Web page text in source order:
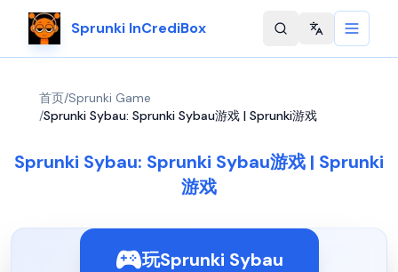
Sprunki InCrediBox Change
首页/Sprunki Game
/Sprunki Sybau: Sprunki Sybau游戏 | Sprunki游戏
Sprunki Sybau: Sprunki Sybau游戏 | Sprunki
游戏
玩Sprunki Sybau